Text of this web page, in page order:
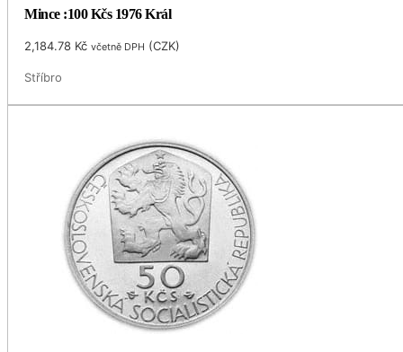
Mince :100 Kčs 1976 Král
2,184.78 Kč včetně DPH (CZK)
Stříbro